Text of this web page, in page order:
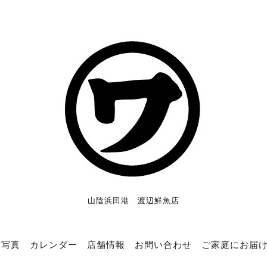
山陰浜田港 渡辺鮮魚店
写真 カレンダー 店舗情報 お問い合わせ ご家庭にお届け